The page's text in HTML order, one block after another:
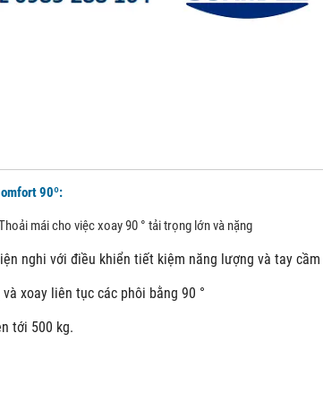
90º:
mái cho việc xoay 90 ° tải trọng lớn và nặng
nghi với điều khiển tiết kiệm năng lượng và tay
và xoay liên tục các phôi bằng 90 °
tới 500 kg.